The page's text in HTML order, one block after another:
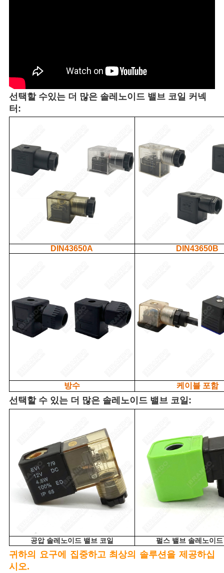
선택할 수있는 더 많은 솔레노이드 밸브 코일 커넥
터:
DIN43650A DIN43650B
방수 케이블 포함
선택할 수 있는 더 많은 솔레노이드 밸브 코일:
공압 솔레노이드 밸브 코일 펄스 밸브 솔레노이
귀하의 요구에 집중하고 최상의 솔루션을 제공하십
시오.